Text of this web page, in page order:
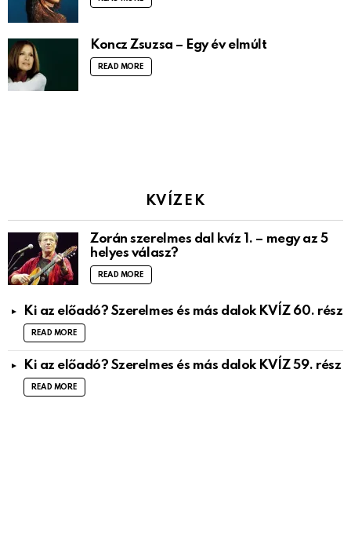
Koncz Zsuzsa – Egy év elmúlt
READ MORE
KVÍZEK
Zorán szerelmes dal kvíz 1. – megy az 5
helyes válasz?
READ MORE
Ki az előadó? Szerelmes és más dalok KVÍZ 60. rész
READ MORE
Ki az előadó? Szerelmes és más dalok KVÍZ 59. rész
READ MORE